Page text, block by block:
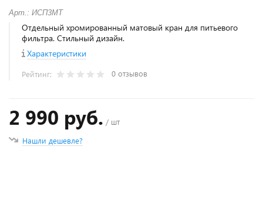
Арт.: ИСП3МТ
Отдельный хромированный матовый кран для питьевого
фильтра. Стильный дизайн.
Характеристики
Рейтинг: 0 отзывов
2 990 руб. / шт
Нашли дешевле?